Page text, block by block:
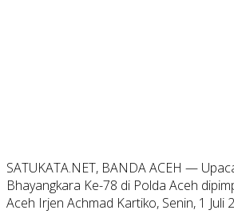
SATUKATA.NET, BANDA ACEH —
Bhayangkara Ke-78 di Polda Aceh
Aceh Irjen Achmad Kartiko, Senin, 1 Juli